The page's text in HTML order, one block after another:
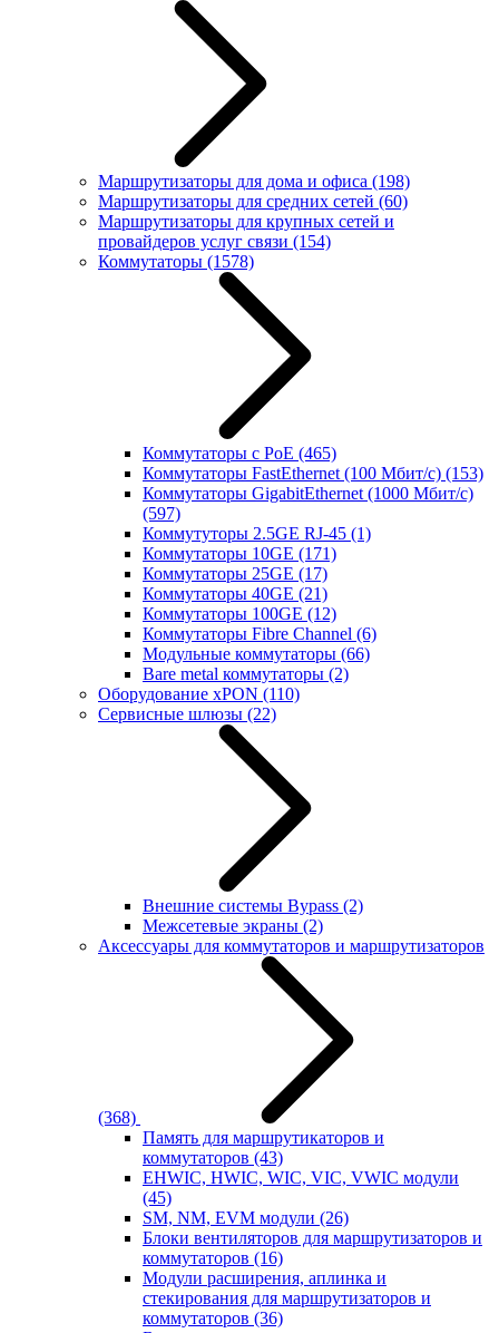
Маршрутизаторы для дома и офиса (198)
Маршрутизаторы для средних сетей (60)
Маршрутизаторы для крупных сетей и
провайдеров услуг связи (154)
Коммутаторы (1578)
Коммутаторы с PoE (465)
Коммутаторы FastEthernet (100 Мбит/с) (153)
Коммутаторы GigabitEthernet (1000 Мбит/с)
(597)
Коммутуторы 2.5GE RJ-45 (1)
Коммутаторы 10GE (171)
Коммутаторы 25GE (17)
Коммутаторы 40GE (21)
Коммутаторы 100GE (12)
Коммутаторы Fibre Channel (6)
Модульные коммутаторы (66)
Bare metal коммутаторы (2)
Оборудование xPON (110)
Сервисные шлюзы (22)
Внешние системы Bypass (2)
Межсетевые экраны (2)
Аксессуары для коммутаторов и маршрутизаторов
(368)
Память для маршрутикаторов и
коммутаторов (43)
EHWIC, HWIC, WIC, VIC, VWIC модули
(45)
SM, NM, EVM модули (26)
Блоки вентиляторов для маршрутизаторов и
коммутаторов (16)
Модули расширения, аплинка и
стекирования для маршрутизаторов и
коммутаторов (36)